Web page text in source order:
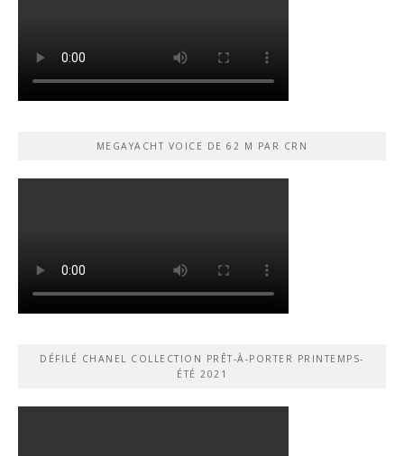
MEGAYACHT VOICE DE 62 M PAR CRN
DÉFILÉ CHANEL COLLECTION PRÊT-À-PORTER PRINTEMPS-
ÉTÉ 2021